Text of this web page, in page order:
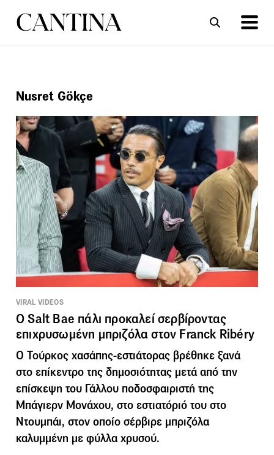
ΣΥΝΤΑΓΕΣ
Nusret Gökçe
VIRAL VIDEOS
Ο Salt Bae πάλι προκαλεί σερβίροντας
επιχρυσωμένη μπριζόλα στον Franck Ribéry
Ο Τούρκος χασάπης-εστιάτορας βρέθηκε ξανά
στο επίκεντρο της δημοσιότητας μετά από την
επίσκεψη του Γάλλου ποδοσφαιριστή της
Μπάγιερν Μονάχου, στο εστιατόριό του στο
Ντουμπάι, στον οποίο σέρβιρε μπριζόλα
καλυμμένη με φύλλα χρυσού.